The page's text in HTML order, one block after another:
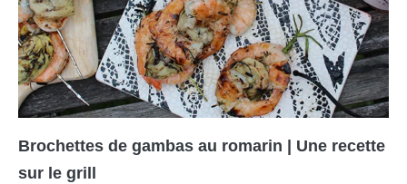
Brochettes de gambas au romarin | Une recette
sur le grill